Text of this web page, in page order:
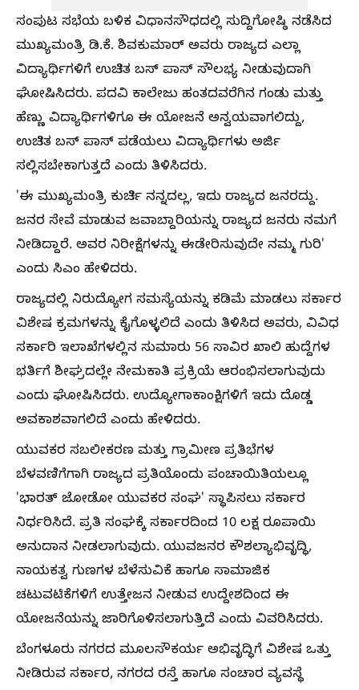
ಸಂಪುಟ ಸಭೆಯ ಬಳಿಕ ವಿಧಾನಸೌಧದಲ್ಲಿ ಸುದ್ದಿಗೋಷ್ಠಿ ನಡೆಸಿದ
ಮುಖ್ಯಮಂತ್ರಿ ಡಿ.ಕೆ. ಶಿವಕುಮಾರ್ ಅವರು ರಾಜ್ಯದ ಎಲ್ಲಾ
ವಿದ್ಯಾರ್ಥಿಗಳಿಗೆ ಉಚಿತ ಬಸ್‌ ಪಾಸ್‌ ಸೌಲಭ್ಯ ನೀಡುವುದಾಗಿ
ಘೋಷಿಸಿದರು. ಪದವಿ ಕಾಲೇಜು ಹಂತದವರೆಗಿನ ಗಂಡು ಮತ್ತು
ಹೆಣ್ಣು ವಿದ್ಯಾರ್ಥಿಗಳಿಗೂ ಈ ಯೋಜನೆ ಅನ್ವಯವಾಗಲಿದ್ದು,
ಉಚಿತ ಬಸ್‌ ಪಾಸ್‌ ಪಡೆಯಲು ವಿದ್ಯಾರ್ಥಿಗಳು ಅರ್ಜಿ
ಸಲ್ಲಿಸಬೇಕಾಗುತ್ತದೆ ಎಂದು ತಿಳಿಸಿದರು.
'ಈ ಮುಖ್ಯಮಂತ್ರಿ ಕುರ್ಚಿ ನನ್ನದಲ್ಲ, ಇದು ರಾಜ್ಯದ ಜನರದ್ದು.
ಜನರ ಸೇವೆ ಮಾಡುವ ಜವಾಬ್ದಾರಿಯನ್ನು ರಾಜ್ಯದ ಜನರು ನಮಗೆ
ನೀಡಿದ್ದಾರೆ. ಅವರ ನಿರೀಕ್ಷೆಗಳನ್ನು ಈಡೇರಿಸುವುದೇ ನಮ್ಮ ಗುರಿ'
ಎಂದು ಸಿಎಂ ಹೇಳಿದರು.
ರಾಜ್ಯದಲ್ಲಿ ನಿರುದ್ಯೋಗ ಸಮಸ್ಯೆಯನ್ನು ಕಡಿಮೆ ಮಾಡಲು ಸರ್ಕಾರ
ವಿಶೇಷ ಕ್ರಮಗಳನ್ನು ಕೈಗೊಳ್ಳಲಿದೆ ಎಂದು ತಿಳಿಸಿದ ಅವರು, ವಿವಿಧ
ಸರ್ಕಾರಿ ಇಲಾಖೆಗಳಲ್ಲಿನ ಸುಮಾರು 56 ಸಾವಿರ ಖಾಲಿ ಹುದ್ದೆಗಳ
ಭರ್ತಿಗೆ ಶೀಘ್ರದಲ್ಲೇ ನೇಮಕಾತಿ ಪ್ರಕ್ರಿಯೆ ಆರಂಭಿಸಲಾಗುವುದು
ಎಂದು ಘೋಷಿಸಿದರು. ಉದ್ಯೋಗಾಕಾಂಕ್ಷಿಗಳಿಗೆ ಇದು ದೊಡ್ಡ
ಅವಕಾಶವಾಗಲಿದೆ ಎಂದು ಹೇಳಿದರು.
ಯುವಕರ ಸಬಲೀಕರಣ ಮತ್ತು ಗ್ರಾಮೀಣ ಪ್ರತಿಭೆಗಳ
ಬೆಳವಣಿಗೆಗಾಗಿ ರಾಜ್ಯದ ಪ್ರತಿಯೊಂದು ಪಂಚಾಯಿತಿಯಲ್ಲೂ
'ಭಾರತ್‌ ಜೋಡೋ ಯುವಕರ ಸಂಘ' ಸ್ಥಾಪಿಸಲು ಸರ್ಕಾರ
ನಿರ್ಧರಿಸಿದೆ. ಪ್ರತಿ ಸಂಘಕ್ಕೆ ಸರ್ಕಾರದಿಂದ 10 ಲಕ್ಷ ರೂಪಾಯಿ
ಅನುದಾನ ನೀಡಲಾಗುವುದು. ಯುವಜನರ ಕೌಶಲ್ಯಾಭಿವೃದ್ಧಿ,
ನಾಯಕತ್ವ ಗುಣಗಳ ಬೆಳೆಸುವಿಕೆ ಹಾಗೂ ಸಾಮಾಜಿಕ
ಚಟುವಟಿಕೆಗಳಿಗೆ ಉತ್ತೇಜನ ನೀಡುವ ಉದ್ದೇಶದಿಂದ ಈ
ಯೋಜನೆಯನ್ನು ಜಾರಿಗೊಳಿಸಲಾಗುತ್ತಿದೆ ಎಂದು ವಿವರಿಸಿದರು.
ಬೆಂಗಳೂರು ನಗರದ ಮೂಲಸೌಕರ್ಯ ಅಭಿವೃದ್ಧಿಗೆ ವಿಶೇಷ ಒತ್ತು
ನೀಡಿರುವ ಸರ್ಕಾರ, ನಗರದ ರಸ್ತೆ ಹಾಗೂ ಸಂಚಾರ ವ್ಯವಸ್ಥೆ